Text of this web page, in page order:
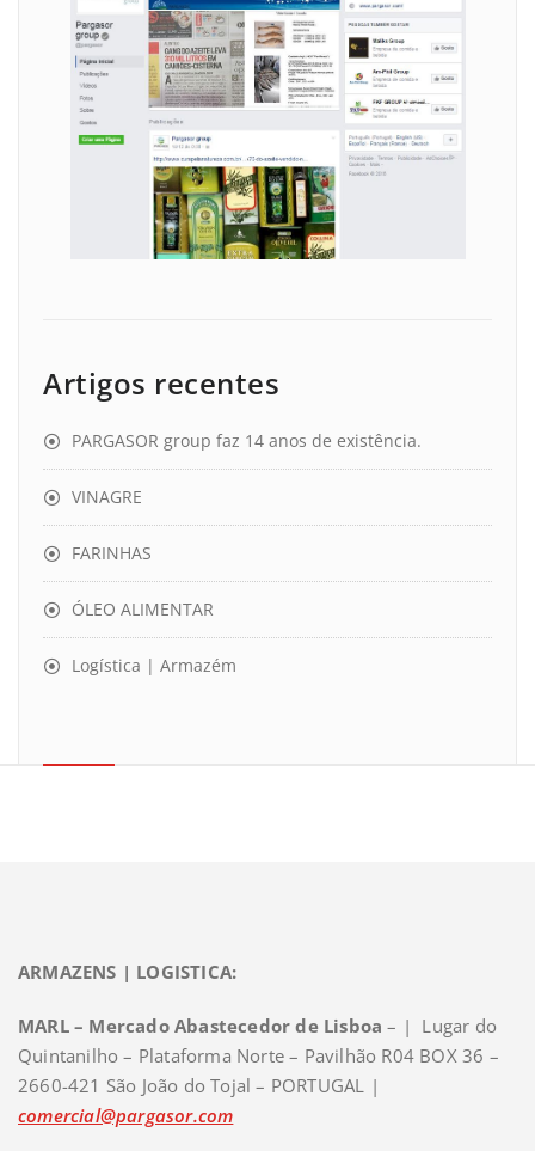
Artigos recentes
PARGASOR group faz 14 anos de existência.
VINAGRE
FARINHAS
ÓLEO ALIMENTAR
Logística | Armazém
ARMAZENS | LOGISTICA:
MARL – Mercado Abastecedor de Lisboa – | Lugar do
Quintanilho – Plataforma Norte – Pavilhão R04 BOX 36 –
2660-421 São João do Tojal – PORTUGAL |
comercial@pargasor.com